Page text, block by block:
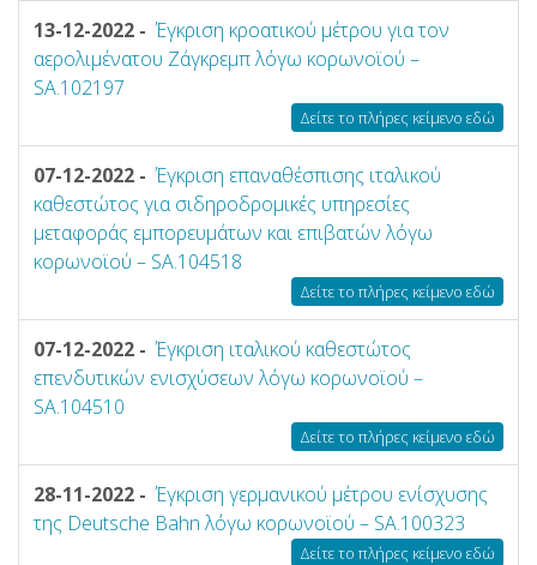
13-12-2022 - Έγκριση κροατικού μέτρου για τον
αερολιμένατου Ζάγκρεμπ λόγω κορωνοϊού –
SA.102197
Δείτε το πλήρες κείμενο εδώ
07-12-2022 - Έγκριση επαναθέσπισης ιταλικού
καθεστώτος για σιδηροδρομικές υπηρεσίες
μεταφοράς εμπορευμάτων και επιβατών λόγω
κορωνοϊού – SA.104518
Δείτε το πλήρες κείμενο εδώ
07-12-2022 - Έγκριση ιταλικού καθεστώτος
επενδυτικών ενισχύσεων λόγω κορωνοϊού –
SA.104510
Δείτε το πλήρες κείμενο εδώ
28-11-2022 - Έγκριση γερμανικού μέτρου ενίσχυσης
της Deutsche Bahn λόγω κορωνοϊού – SA.100323
Δείτε το πλήρες κείμενο εδώ